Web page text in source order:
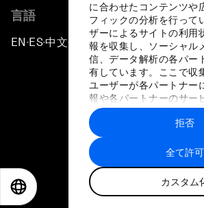
に合わせたコンテンツや
フィックの分析を行って
ザーによるサイトの利用
報を収集し、ソーシャル
信、データ解析の各パー
有しています。ここで収
ユーザーが各パートナー
報や各パートナーのサー
に収集された情報と組み
トナーによって使用され
す。
全て許可
カスタム
拒否
言語
EN ▪ ES▪中文▪ 日本語
プライバシーポリシーと利
サイトマップ
©
世界経済フォー